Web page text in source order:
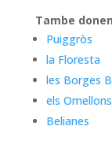
Tambe
Puiggròs
la Floresta
les Borges
els Omellons
Belianes